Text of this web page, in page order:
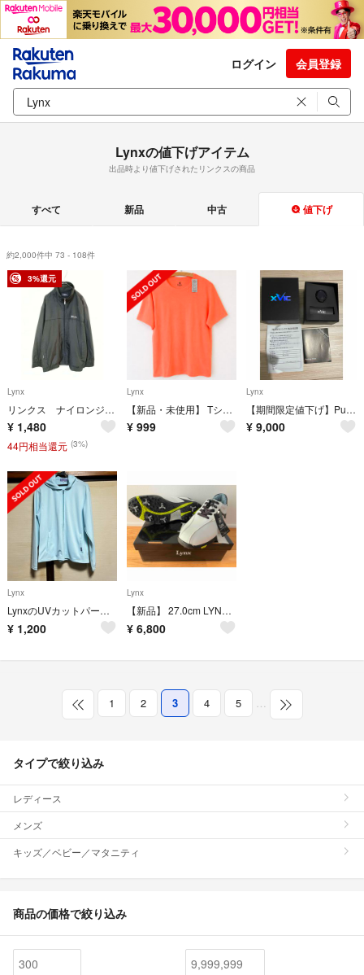
ログイン 会員登録
Lynxの値下げアイテム
出品時より値下げされたリンクスの商品
すべて 新品 中古 値下げ
約2,000件中 73 - 108件
3%還元
Lynx
リンクス ナイロンジャケット メンズM 黒色 裏側メッシュ ポリエステル
¥ 1,480
44円相当還元 (3%)
Lynx
【新品・未使用】 Tシャツ 橙 オレンジ系 サイズL タグ付き メンズ 無地
¥ 999
Lynx
【期間限定値下げ】Putting View リンクス 最先端AIパター練習器具
¥ 9,000
Lynx
LynxのUVカットパーカー レディースLサイズ ライトブルー 美品
¥ 1,200
Lynx
【新品】 27.0cm LYNX(リンクス) ゴルフシューズ LXSH-7568
¥ 6,800
1 2 3 4 5 …
タイプで絞り込み
レディース
メンズ
キッズ／ベビー／マタニティ
商品の価格で絞り込み